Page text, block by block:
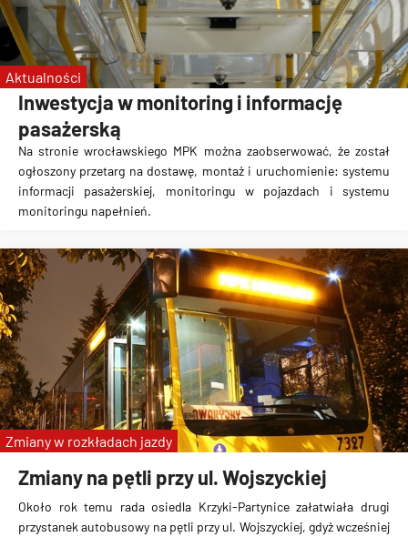
Inwestycja w monitoring i informację
pasażerską
Na stronie wrocławskiego MPK można zaobserwować, że został
ogłoszony przetarg na dostawę, montaż i uruchomienie: systemu
informacji pasażerskiej, monitoringu w pojazdach i systemu
monitoringu napełnień.
Aktualności
Zmiany na pętli przy ul. Wojszyckiej
Około rok temu rada osiedla Krzyki-Partynice załatwiała drugi
przystanek autobusowy na pętli przy ul. Wojszyckiej, gdyż wcześniej
Zmiany w rozkładach jazdy